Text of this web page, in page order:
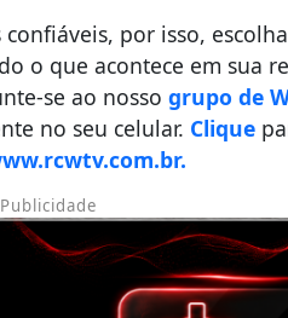
por isso,
o que acontece em sua
se ao nosso grupo de
no seu celular. Clique
Publicidade